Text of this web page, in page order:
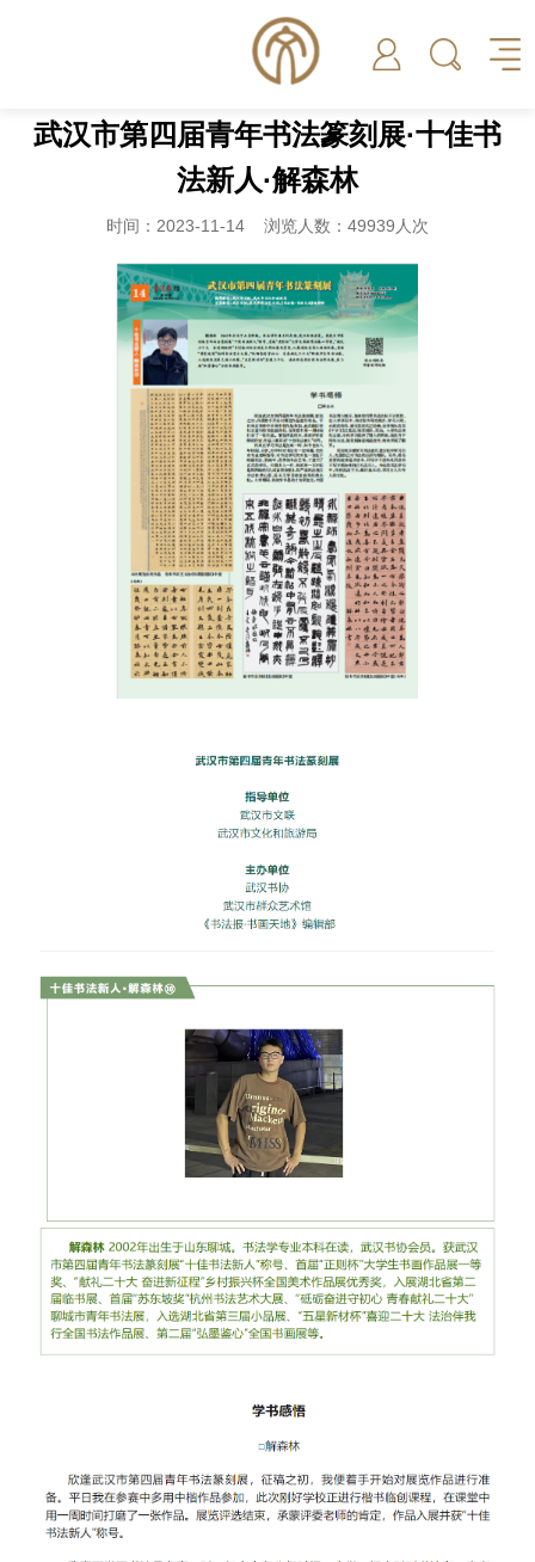
武汉市第四届青年书法篆刻展·十佳书
法新人·解森林
时间：2023-11-14 浏览人数：49939人次